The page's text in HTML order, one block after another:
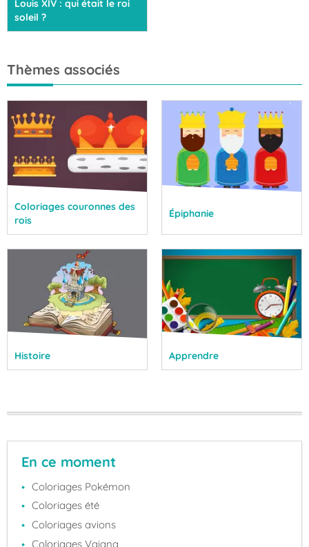
Louis XIV : qui était le roi
soleil ?
Thèmes associés
Coloriages couronnes des
rois
Épiphanie
Histoire Apprendre
En ce moment
Coloriages Pokémon
Coloriages été
Coloriages avions
Coloriages Vaiana